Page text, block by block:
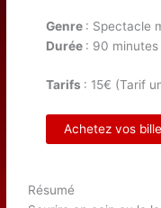
Genre : Spectacle
Durée : 90 minutes
Tarifs : 15€ (Tarif
Achetez vos
Résumé